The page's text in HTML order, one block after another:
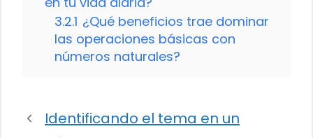
3.2.1 ¿Qué beneficios trae dominar
las operaciones básicas con
números naturales?
Identificando el tema en un